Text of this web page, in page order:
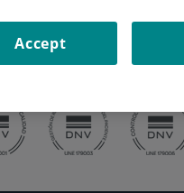
Accept